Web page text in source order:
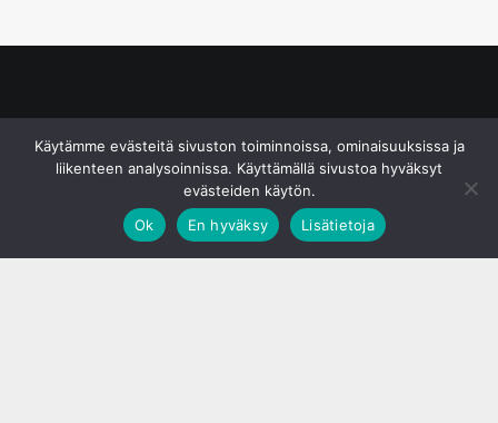
Käytämme evästeitä sivuston toiminnoissa, ominaisuuksissa ja
liikenteen analysoinnissa. Käyttämällä sivustoa hyväksyt
evästeiden käytön.
Ok
En hyväksy Lisätietoja